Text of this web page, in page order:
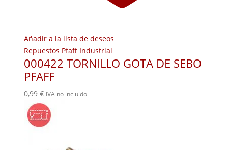
Añadir a la lista de deseos
Repuestos Pfaff Industrial
000422 TORNILLO GOTA DE SEBO
PFAFF
0,99 € IVA no incluido